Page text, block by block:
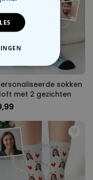
sokken
met 2 gezichten